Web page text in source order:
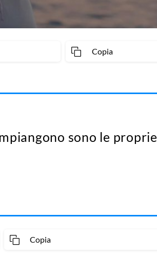
Copia
sono le proprie
Copia